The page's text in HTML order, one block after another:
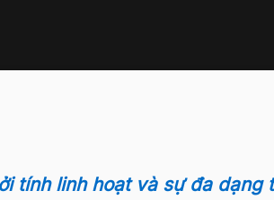
tính linh hoạt và sự đa dạng